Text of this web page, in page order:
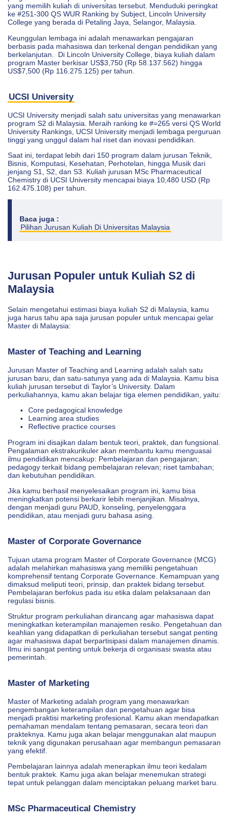
yang memilih kuliah di universitas tersebut. Menduduki peringkat
ke #251-300 QS WUR Ranking by Subject, Lincoln University
College yang berada di Petaling Jaya, Selangor, Malaysia.
Keunggulan lembaga ini adalah menawarkan pengajaran
berbasis pada mahasiswa dan terkenal dengan pendidikan yang
berkelanjutan. Di Lincoln University College, biaya kuliah dalam
program Master berkisar US$3,750 (Rp 58.137.562) hingga
US$7,500 (Rp 116.275.125) per tahun.
UCSI University
UCSI University menjadi salah satu universitas yang menawarkan
program S2 di Malaysia. Meraih ranking ke #=265 versi QS World
University Rankings, UCSI University menjadi lembaga perguruan
tinggi yang unggul dalam hal riset dan inovasi pendidikan.
Saat ini, terdapat lebih dari 150 program dalam jurusan Teknik,
Bisnis, Komputasi, Kesehatan, Perhotelan, hingga Musik dari
jenjang S1, S2, dan S3. Kuliah jurusan MSc Pharmaceutical
Chemistry di UCSI University mencapai biaya 10,480 USD (Rp
162.475.108) per tahun.
Baca juga :
Pilihan Jurusan Kuliah Di Universitas Malaysia
Jurusan Populer untuk Kuliah S2 di
Malaysia
Selain mengetahui estimasi biaya kuliah S2 di Malaysia, kamu
juga harus tahu apa saja jurusan populer untuk mencapai gelar
Master di Malaysia:
Master of Teaching and Learning
Jurusan Master of Teaching and Learning adalah salah satu
jurusan baru, dan satu-satunya yang ada di Malaysia. Kamu bisa
kuliah jurusan tersebut di Taylor’s University. Dalam
perkuliahannya, kamu akan belajar tiga elemen pendidikan, yaitu:
Core pedagogical knowledge
Learning area studies
Reflective practice courses
Program ini disajikan dalam bentuk teori, praktek, dan fungsional.
Pengalaman ekstrakurikuler akan membantu kamu menguasai
ilmu pendidikan mencakup: Pembelajaran dan pengajaran;
pedagogy terkait bidang pembelajaran relevan; riset tambahan;
dan kebutuhan pendidikan.
Jika kamu berhasil menyelesaikan program ini, kamu bisa
meningkatkan potensi berkarir lebih menjanjikan. Misalnya,
dengan menjadi guru PAUD, konseling, penyelenggara
pendidikan, atau menjadi guru bahasa asing.
Master of Corporate Governance
Tujuan utama program Master of Corporate Governance (MCG)
adalah melahirkan mahasiswa yang memiliki pengetahuan
komprehensif tentang Corporate Governance. Kemampuan yang
dimaksud meliputi teori, prinsip, dan praktek bidang tersebut.
Pembelajaran berfokus pada isu etika dalam pelaksanaan dan
regulasi bisnis.
Struktur program perkuliahan dirancang agar mahasiswa dapat
meningkatkan keterampilan manajemen resiko. Pengetahuan dan
keahlian yang didapatkan di perkuliahan tersebut sangat penting
agar mahasiswa dapat berpartisipasi dalam manajemen dinamis.
Ilmu ini sangat penting untuk bekerja di organisasi swasta atau
pemerintah.
Master of Marketing
Master of Marketing adalah program yang menawarkan
pengembangan keterampilan dan pengetahuan agar bisa
menjadi praktisi marketing profesional. Kamu akan mendapatkan
pemahaman mendalam tentang pemasaran, secara teori dan
prakteknya. Kamu juga akan belajar menggunakan alat maupun
teknik yang digunakan perusahaan agar membangun pemasaran
yang efektif.
Pembelajaran lainnya adalah menerapkan ilmu teori kedalam
bentuk praktek. Kamu juga akan belajar menemukan strategi
tepat untuk pelanggan dalam menciptakan peluang market baru.
MSc Pharmaceutical Chemistry